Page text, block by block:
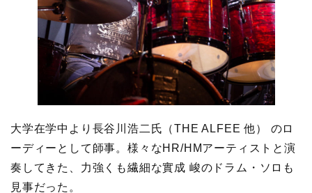
大学在学中より長谷川浩二氏（THE ALFEE 他） のロ
ーディーとして師事。様々なHR/HMアーティストと演
奏してきた、力強くも繊細な實成 峻のドラム・ソロも
見事だった。